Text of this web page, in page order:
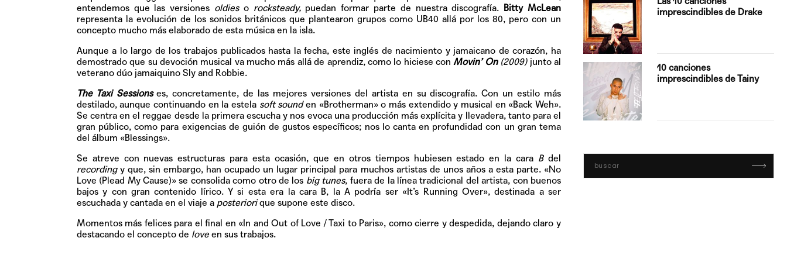
entendemos que las versiones oldieso rocksteady, puedan formar parte de nuestra discografía. Bitty McLean
representa la evolución de los sonidos británicos que plantearon grupos como UB40 allá por los 80, pero con un
concepto mucho más elaborado de esta música en la isla.
Aunque a lo largo de los trabajos publicados hasta la fecha, este inglés de nacimiento y jamaicano de corazón, ha
demostrado que su devoción musical va mucho más allá de aprendiz, como lo hiciese conMovin’ On(2009) junto al
veterano dúo jamaiquino Sly and Robbie.
The Taxi Sessionses, concretamente, de las mejores versiones del artista en su discografía. Con un estilo más
destilado, aunque continuando en la estela soft sounden «Brotherman» o más extendido y musical en «Back Weh».
Se centra en el reggae desde la primera escucha y nos evoca una producción más explícita y llevadera, tanto para el
gran público, como para exigencias de guión de gustos específicos; nos lo canta en profundidad con un gran tema
del álbum «Blessings».
Se atreve con nuevas estructuras para esta ocasión, que en otros tiempos hubiesen estado en la cara Bdel
recording y que, sin embargo, han ocupado un lugar principal para muchos artistas de unos años a esta parte. «No
Love (Plead My Cause)» se consolida como otro de los big tunes, fuera de la línea tradicional del artista, con buenos
bajos y con gran contenido lírico. Y si esta era la cara B, la A podría ser «It’s Running Over», destinada a ser
escuchada y cantada en el viaje a posteriorique supone este disco.
Momentos más felices para el final en «In and Out of Love / Taxi to Paris», como cierre y despedida, dejando claro y
destacando el concepto de love en sus trabajos.
Pop
Hablamos con Boza
imprescindibles de Drake
10 canciones
imprescindibles de Tainy